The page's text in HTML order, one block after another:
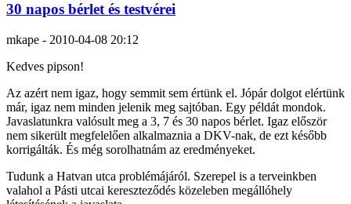
30 napos bérlet és testvérei
mkape - 2010-04-08 20:12
Kedves pipson!
Az azért nem igaz, hogy semmit sem értünk el. Jópár dolgot elértünk
már, igaz nem minden jelenik meg sajtóban. Egy példát mondok.
Javaslatunkra valósult meg a 3, 7 és 30 napos bérlet. Igaz először
nem sikerült megfelelően alkalmaznia a DKV-nak, de ezt később
korrigálták. És még sorolhatnám az eredményeket.
Tudunk a Hatvan utca problémájáról. Szerepel is a terveinkben
valahol a Pásti utcai kereszteződés közeleben megállóhely